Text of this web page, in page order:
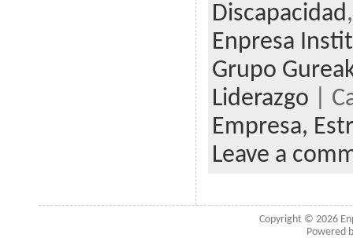
Discapacidad
Enpresa
Grupo
Liderazgo |
Empresa,
Leave a
Copyright © 2026
Powered